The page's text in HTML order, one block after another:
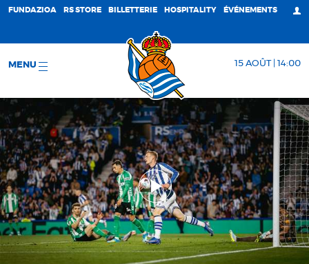
FUNDAZIOA RS STORE BILLETTERIE HOSPITALITY ÉVÉNEMENTS
MENU 15 AOÛT | 14:00